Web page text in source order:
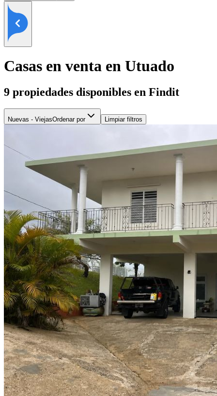
Casas en venta en Utuado
9 propiedades disponibles en Findit
Nuevas - ViejasOrdenar por Limpiar filtros